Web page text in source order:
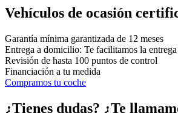
Vehículos de ocasión
Garantía mínima garantizada de 12 meses
Entrega a domicilio: Te facilitamos la
Revisión de hasta 100 puntos de control
Financiación a tu medida
Compramos tu coche
¿Tienes dudas? ¿Te